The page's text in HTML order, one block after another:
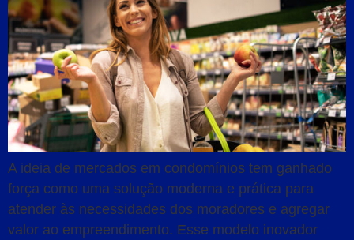
A ideia de mercados em condomínios tem ganhado
força como uma solução moderna e prática para
atender às necessidades dos moradores e agregar
valor ao empreendimento. Esse modelo inovador